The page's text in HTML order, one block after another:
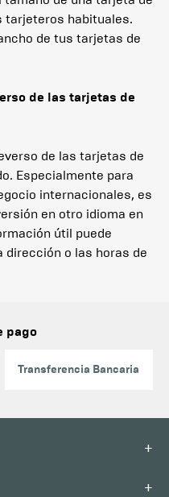
tarjeteros habituales.
de tus tarjetas de
de las tarjetas de
de las tarjetas de
Especialmente para
internacionales, es
en otro idioma en
útil puede
dirección o las horas de
pago
Transferencia Bancaria
+
+